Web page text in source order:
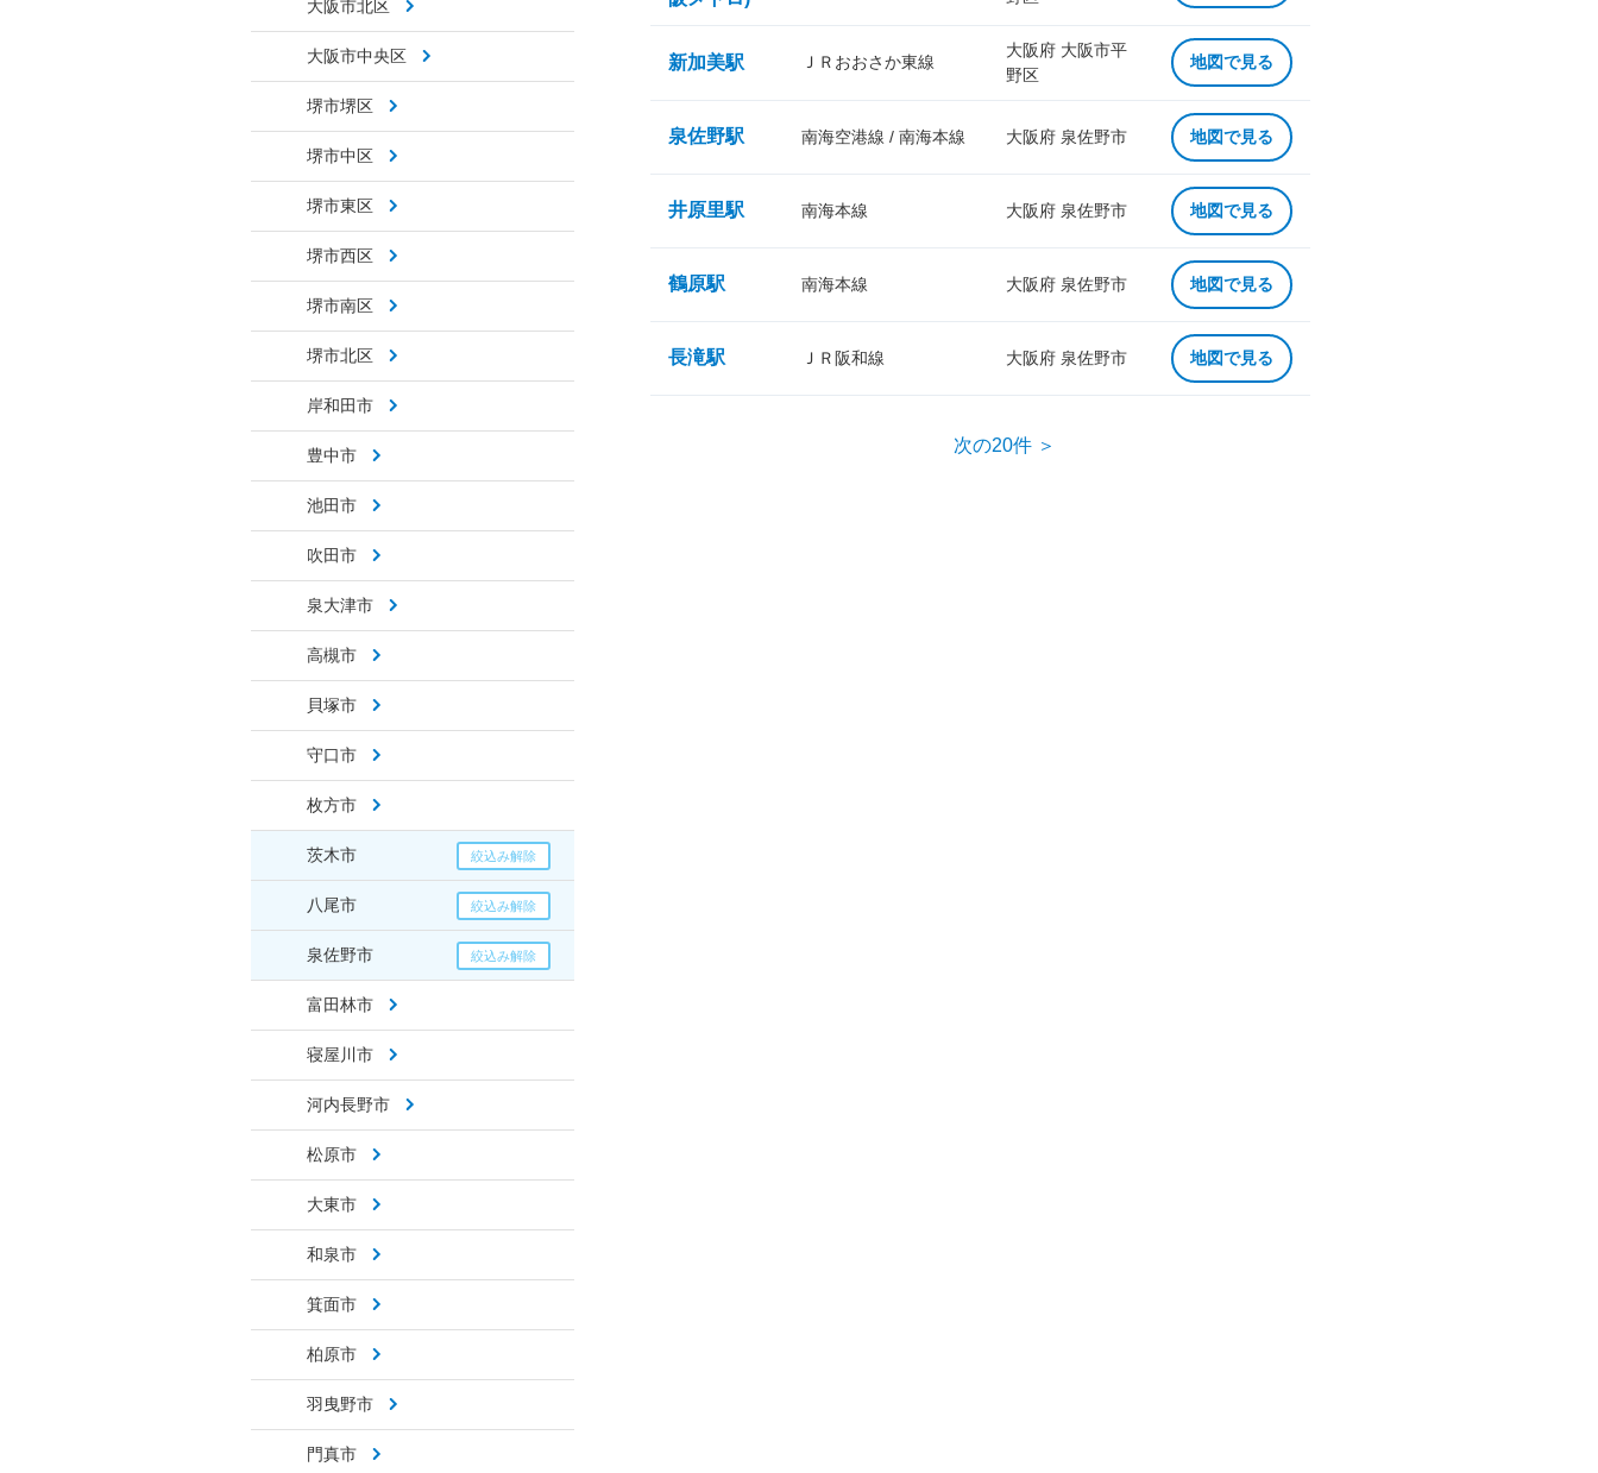
大阪市北区
大阪市中央区
堺市堺区
堺市中区
堺市東区
堺市西区
堺市南区
堺市北区
岸和田市
豊中市
池田市
吹田市
泉大津市
高槻市
貝塚市
守口市
枚方市
茨木市
八尾市
泉佐野市
富田林市
寝屋川市
河内長野市
松原市
大東市
和泉市
箕面市
柏原市
羽曳野市
門真市
新加美駅 ＪＲおおさか東線
大阪府 大阪市平
野区
地図で見る
泉佐野駅 南海空港線 / 南海本線 大阪府 泉佐野市 地図で見る
井原里駅 南海本線 大阪府 泉佐野市 地図で見る
鶴原駅 南海本線 大阪府 泉佐野市 地図で見る
長滝駅 ＪＲ阪和線 大阪府 泉佐野市 地図で見る
次の20件 ＞